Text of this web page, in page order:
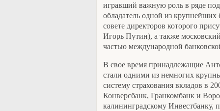
игравший важную роль в ряде
обладатель одной из
совете директоров которого
Игорь Путин), а также
частью международной
В свое время принадлежащие
стали одними из немногих
систему страхования вкладов в
Конверсбанк, Гранкомбанк и
калининградскому